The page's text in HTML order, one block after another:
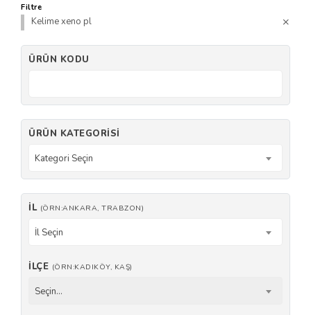
Filtre
Kelime xeno pl
ÜRÜN KODU
ÜRÜN KATEGORISI
Kategori Seçin
İL (ÖRN:ANKARA, TRABZON)
İl Seçin
İLÇE (ÖRN:KADIKÖY, KAŞ)
Seçin...